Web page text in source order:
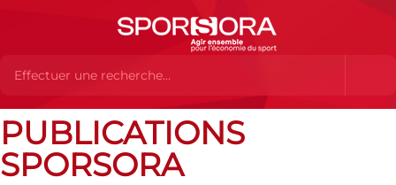
Dossiers Publications sporsora
PUBLICATIONS
SPORSORA